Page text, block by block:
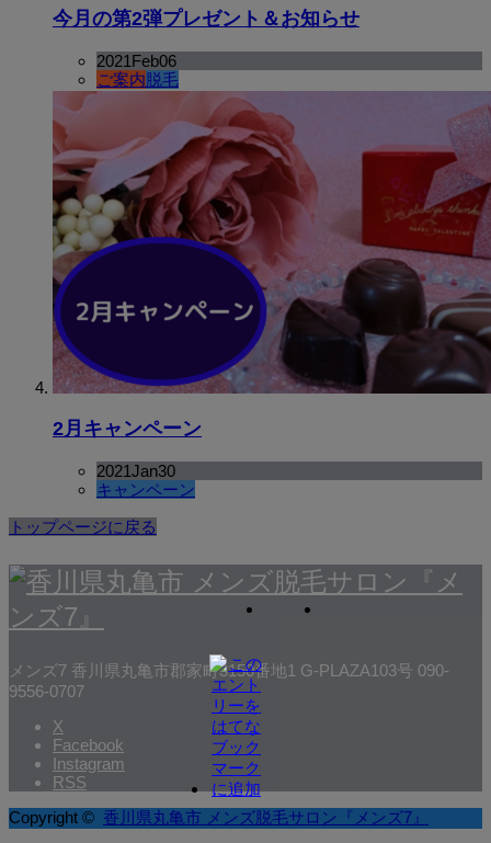
今月の第2弾プレゼント＆お知らせ
2021 Feb06
ご案内脱毛
2月キャンペーン
2021Jan30
キャンペーン
トップページに戻る
メンズ7 香川県丸亀市郡家町3150番地1 G-PLAZA103号 090-
9556-0707
X
Facebook
Instagram
RSS
Copyright © 香川県丸亀市 メンズ脱毛サロン『メンズ7』